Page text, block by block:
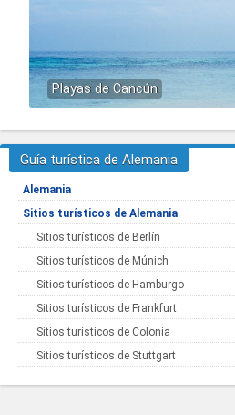
Playas de Cancún
Guía turística de Alemania
Alemania
Sitios turísticos de Alemania
Sitios turísticos de Berlín
Sitios turísticos de Múnich
Sitios turísticos de Hamburgo
Sitios turísticos de Frankfurt
Sitios turísticos de Colonia
Sitios turísticos de Stuttgart